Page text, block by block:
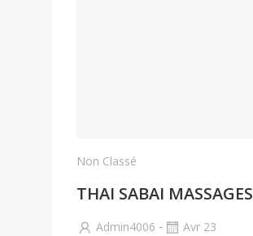
Non Classé
THAI SABAI MASSAGES
Admin4006 - Avr 23